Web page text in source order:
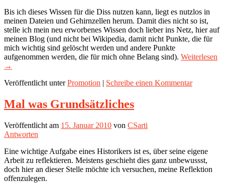
Bis ich dieses Wissen für die Diss nutzen kann, liegt es nutzlos in
meinen Dateien und Gehirnzellen herum. Damit dies nicht so ist,
stelle ich mein neu erworbenes Wissen doch lieber ins Netz, hier auf
meinen Blog (und nicht bei Wikipedia, damit nicht Punkte, die für
mich wichtig sind gelöscht werden und andere Punkte
aufgenommen werden, die für mich ohne Belang sind). Weiterlesen
→
Veröffentlicht unter Promotion | Schreibe einen Kommentar
Mal was Grundsätzliches
Veröffentlicht am 15. Januar 2010 von CSarti
Antworten
Eine wichtige Aufgabe eines Historikers ist es, über seine eigene
Arbeit zu reflektieren. Meistens geschieht dies ganz unbewussst,
doch hier an dieser Stelle möchte ich versuchen, meine Reflektion
offenzulegen.